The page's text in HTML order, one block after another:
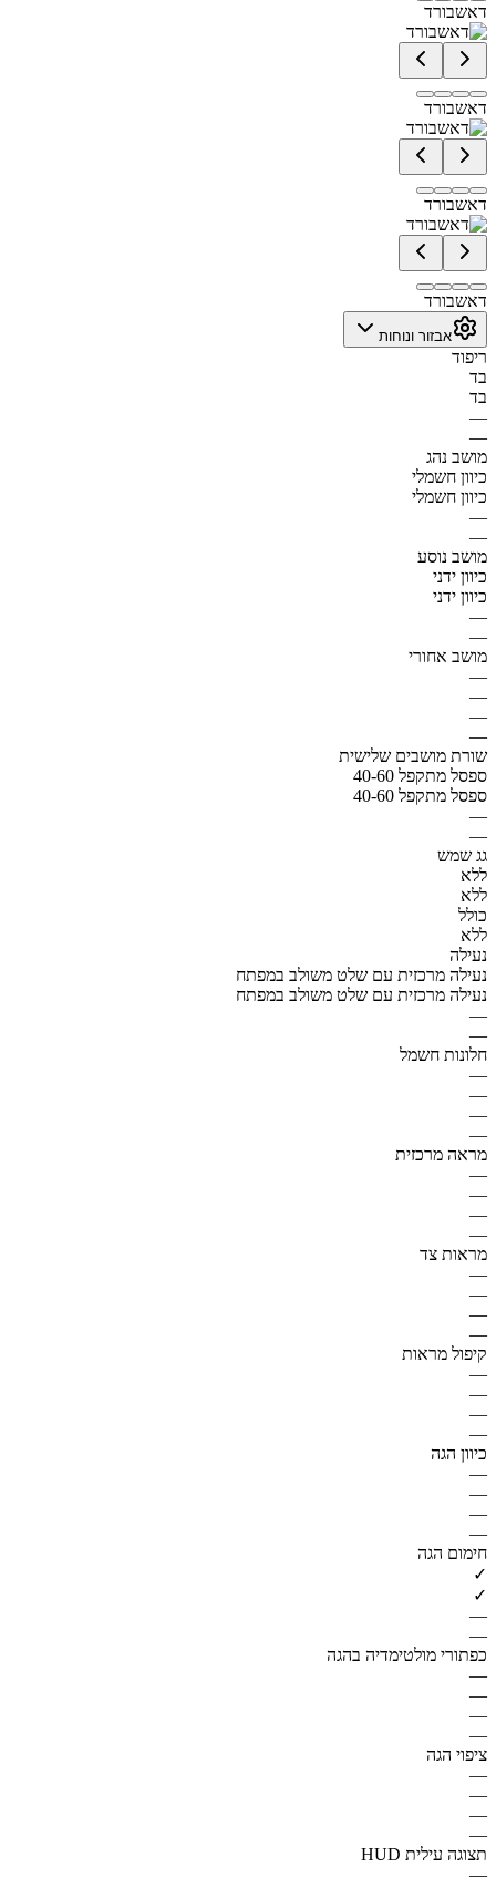
דאשבורד
דאשבורד
דאשבורד
דאשבורד
אבזור ונוחות
ריפוד
בד
בד
—
—
מושב נהג
כיוון חשמלי
כיוון חשמלי
—
—
מושב נוסע
כיוון ידני
כיוון ידני
—
—
מושב אחורי
—
—
—
—
שורת מושבים שלישית
ספסל מתקפל 40-60
ספסל מתקפל 40-60
—
—
גג שמש
ללא
ללא
כולל
ללא
נעילה
נעילה מרכזית עם שלט משולב במפתח
נעילה מרכזית עם שלט משולב במפתח
—
—
חלונות חשמל
—
—
—
—
מראה מרכזית
—
—
—
—
מראות צד
—
—
—
—
קיפול מראות
—
—
—
—
כיוון הגה
—
—
—
—
חימום הגה
✓
✓
—
—
כפתורי מולטימדיה בהגה
—
—
—
—
ציפוי הגה
—
—
—
—
תצוגה עילית HUD
—